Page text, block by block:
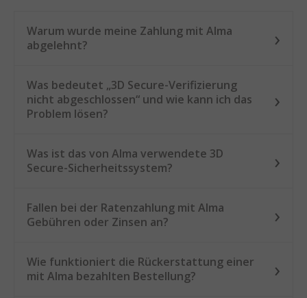
Warum wurde meine Zahlung mit Alma
abgelehnt?
Was bedeutet „3D Secure-Verifizierung
nicht abgeschlossen“ und wie kann ich das
Problem lösen?
Was ist das von Alma verwendete 3D
Secure-Sicherheitssystem?
Fallen bei der Ratenzahlung mit Alma
Gebühren oder Zinsen an?
Wie funktioniert die Rückerstattung einer
mit Alma bezahlten Bestellung?